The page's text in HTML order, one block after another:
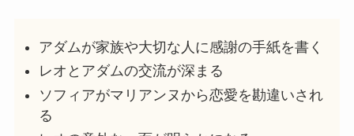
アダムが家族や大切な人に感謝の手紙を書く
レオとアダムの交流が深まる
ソフィアがマリアンヌから恋愛を勘違いされ
る